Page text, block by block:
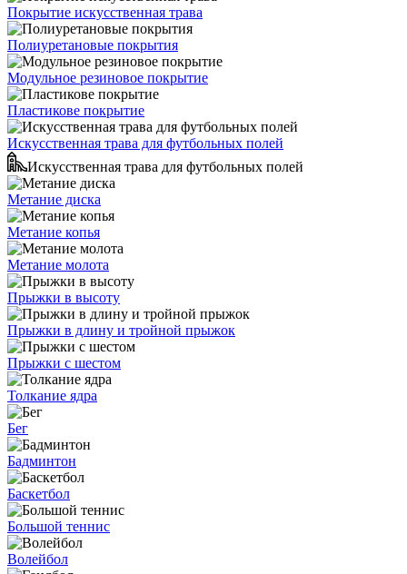
Покрытие искусственная трава
Полиуретановые покрытия
Модульное резиновое покрытие
Пластикове покрытие
Искусственная трава для футбольных полей
Искусственная трава для футбольных полей
Метание диска
Метание копья
Метание молота
Прыжки в высоту
Прыжки в длину и тройной прыжок
Прыжки с шестом
Толкание ядра
Бег
Бадминтон
Баскетбол
Большой теннис
Волейбол